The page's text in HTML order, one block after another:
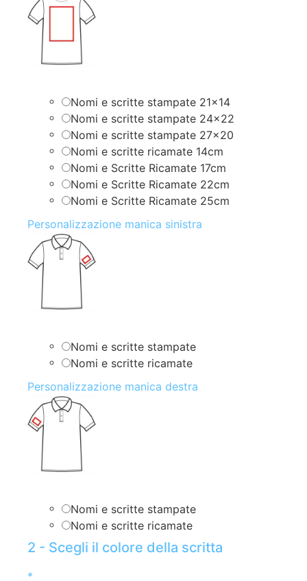
Nomi e scritte stampate 21×14
Nomi e scritte stampate 24×22
Nomi e scritte stampate 27×20
Nomi e scritte ricamate 14cm
Nomi e Scritte Ricamate 17cm
Nomi e Scritte Ricamate 22cm
Nomi e Scritte Ricamate 25cm
Personalizzazione manica sinistra
Nomi e scritte stampate
Nomi e scritte ricamate
Personalizzazione manica destra
Nomi e scritte stampate
Nomi e scritte ricamate
2 - Scegli il colore della scritta
*